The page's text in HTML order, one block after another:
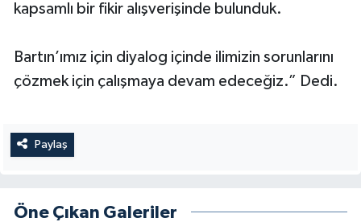
kapsamlı bir fikir alışverişinde bulunduk.
Bartın’ımız için diyalog içinde ilimizin sorunlarını
çözmek için çalışmaya devam edeceğiz.” Dedi.
Paylaş
Öne Çıkan Galeriler